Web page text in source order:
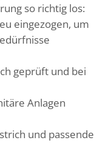
so richtig los:
eingezogen, um
geprüft und bei
Anlagen
und passende